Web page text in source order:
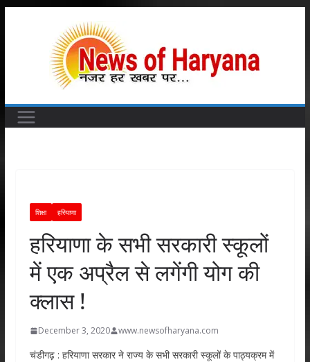
शिक्षा हरियाणा
हरियाणा के सभी सरकारी स्कूलों
में एक अप्रैल से लगेंगी योग की
क्लास !
December 3, 2020 www.newsofharyana.com
चंडीगढ़ : हरियाणा सरकार ने राज्य के सभी सरकारी स्कूलों के पाठ्यक्रम में